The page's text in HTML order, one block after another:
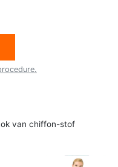
van chiffon-stof